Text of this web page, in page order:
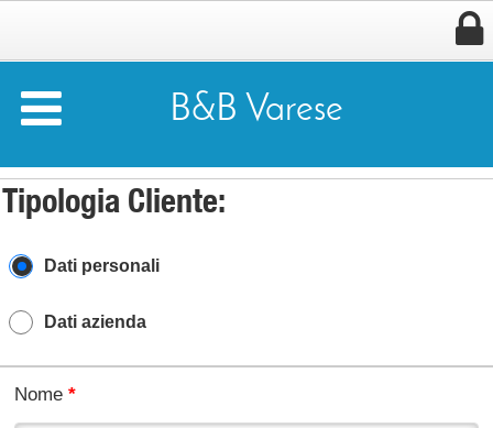

 B&B Varese
Tipologia Cliente:
Dati personali
Dati azienda
Nome*